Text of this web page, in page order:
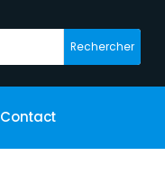
Rechercher
Contact